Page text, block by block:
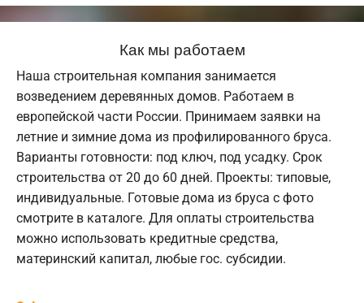
Как мы работаем
Наша строительная компания занимается
возведением деревянных домов. Работаем в
европейской части России. Принимаем заявки на
летние и зимние дома из профилированного бруса.
Варианты готовности: под ключ, под усадку. Срок
строительства от 20 до 60 дней. Проекты: типовые,
индивидуальные. Готовые дома из бруса с фото
смотрите в каталоге. Для оплаты строительства
можно использовать кредитные средства,
материнский капитал, любые гос. субсидии.